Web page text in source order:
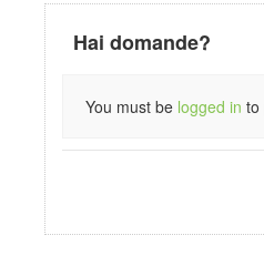
Hai domande?
You must be logged in to